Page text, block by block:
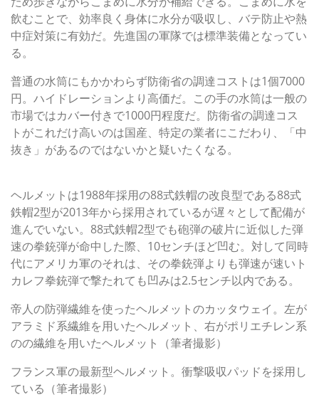
飲むことで、効率良く身体に水分が吸収し、バテ防止や熱
中症対策に有効だ。先進国の軍隊では標準装備となってい
る。
普通の水筒にもかかわらず防衛省の調達コストは1個7000
円。ハイドレーションより高価だ。この手の水筒は一般の
市場ではカバー付きで1000円程度だ。防衛省の調達コス
トがこれだけ高いのは国産、特定の業者にこだわり、「中
抜き」があるのではないかと疑いたくなる。
ヘルメットは1988年採用の88式鉄帽の改良型である88式
鉄帽2型が2013年から採用されているが遅々として配備が
進んでいない。88式鉄帽2型でも砲弾の破片に近似した弾
速の拳銃弾が命中した際、10センチほど凹む。対して同時
代にアメリカ軍のそれは、その拳銃弾よりも弾速が速いト
カレフ拳銃弾で撃たれても凹みは2.5センチ以内である。
帝人の防弾繊維を使ったヘルメットのカッタウェイ。左が
アラミド系繊維を用いたヘルメット、右がポリエチレン系
のの繊維を用いたヘルメット（筆者撮影）
フランス軍の最新型ヘルメット。衝撃吸収パッドを採用し
ている（筆者撮影）